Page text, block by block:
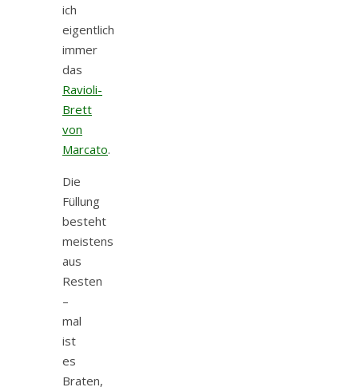
ich
eigentlich
immer
das
Ravioli-
Brett
von
Marcato.
Die
Füllung
besteht
meistens
aus
Resten
–
mal
ist
es
Braten,